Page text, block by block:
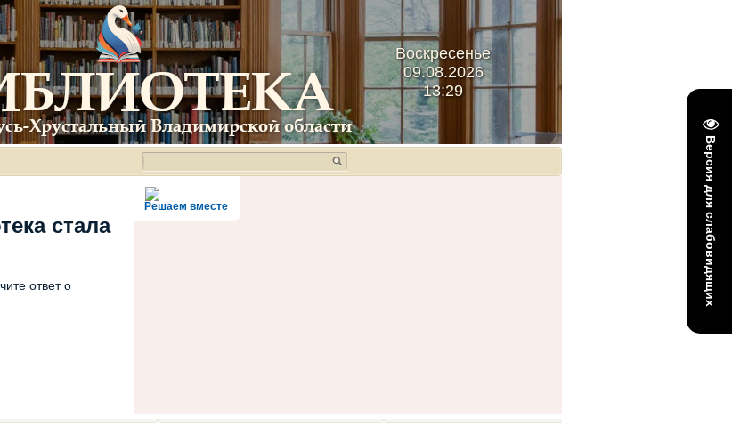
Версия для слабовидящих
Воскресенье
09.08.2026
13:29
Решаем вместе
стала
ответ о